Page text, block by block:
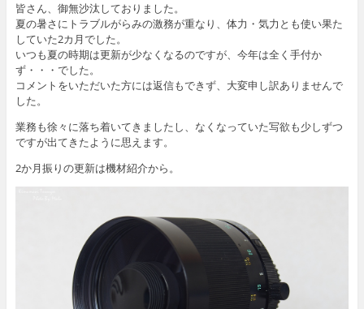
皆さん、御無沙汰しておりました。
夏の暑さにトラブルがらみの激務が重なり、体力・気力とも使い果た
していた2カ月でした。
いつも夏の時期は更新が少なくなるのですが、今年は全く手付か
ず・・・でした。
コメントをいただいた方には返信もできず、大変申し訳ありませんで
した。
業務も徐々に落ち着いてきましたし、なくなっていた写欲も少しずつ
ですが出てきたように思えます。
2か月振りの更新は機材紹介から。